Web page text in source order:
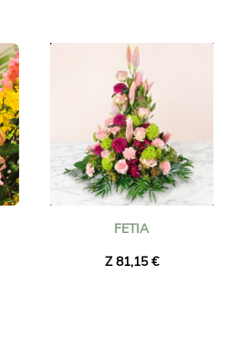
FETIA
Z 81,15 €